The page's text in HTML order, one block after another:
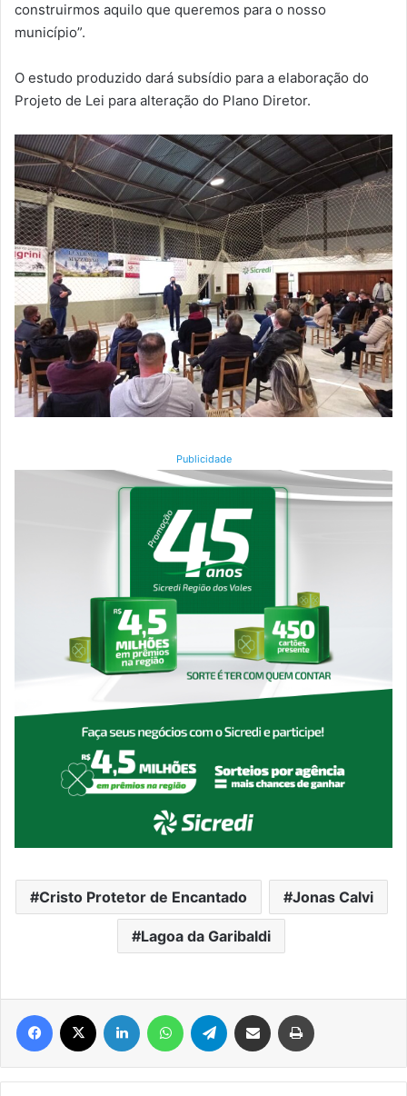
construirmos aquilo que queremos para o nosso
município”.
O estudo produzido dará subsídio para a elaboração do
Projeto de Lei para alteração do Plano Diretor.
Publicidade
Cristo Protetor de Encantado Jonas Calvi
Lagoa da Garibaldi
Facebook Linkedin WhatsAppTelegram Compartilhar via e-mail